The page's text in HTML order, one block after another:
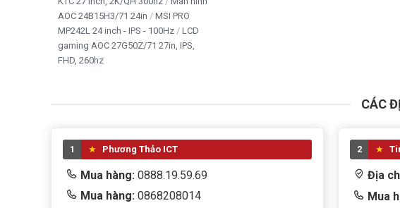
AOC 24B15H3/71 24in
MSI PRO
MP242L 24 inch - IPS - 100Hz
LCD
gaming AOC 27G50Z/71 27in, IPS,
FHD, 260hz
CÁC
1 Phương Thảo ICT
Mua hàng: 0888.19.59.69
Mua hàng: 0868208014
2
Địa
Mua